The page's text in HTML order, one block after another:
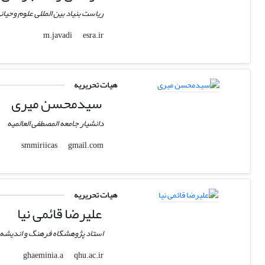
ریاست بنیاد بین المللی علوم
m.javadi
esra.ir
هیات تحریریه
سیدمحسن میری
دانشیار جامعه المصطفی العالمیه
smmiriicas
gmail.com
هیات تحریریه
علیرضا قائمی نیا
استاد پژوهشگاه فرهنگ و
ghaeminia.a
qhu.ac.ir